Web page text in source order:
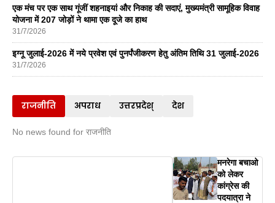
एक मंच पर एक साथ गूंजीं शहनाइयां और निकाह की सदाएं, मुख्यमंत्री सामूहिक विवाह
योजना में 207 जोड़ों ने थामा एक दूजे का हाथ
31/7/2026
इग्नू जुलाई-2026 में नये प्रवेश एवं पुनर्पंजीकरण हेतु अंतिम तिथि 31 जुलाई-2026
31/7/2026
राजनीति अपराध उत्तरप्रदेश् देश
No news found for राजनीति
मनरेगा बचाओ
को लेकर
कांग्रेस की
पदयात्रा ने